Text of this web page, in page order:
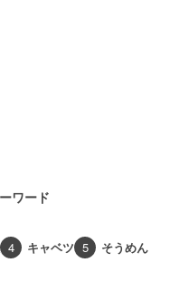
ワード
4 キャベツ 5 そうめん